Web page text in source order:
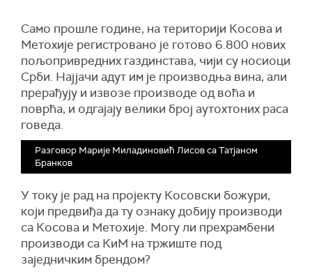
Само прошле године, на територији Косова и
Метохије регистровано је готово 6.800 нових
пољопривредних газдинстава, чији су носиоци
Срби. Најјачи адут им је производња вина, али
прерађују и извозе производе од воћа и
поврћа, и одгајају велики број аутохтоних раса
говеда.
Разговор Марије Миладиновић Лисов са Татјаном
Бранков
У току је рад на пројекту Косовски божури,
који предвиђа да ту ознаку добију производи
са Косова и Метохије. Могу ли прехрамбени
производи са КиМ на тржиште под
заједничким брендом?